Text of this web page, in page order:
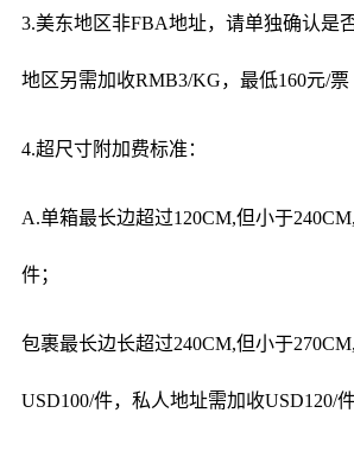
3.美东地区非FBA地址，请单独确认是
地区另需加收RMB3/KG，最低160元/票
4.超尺寸附加费标准：
A.单箱最长边超过120CM,但小于
件；
包裹最长边长超过240CM,但小于
USD100/件，私人地址需加收USD120/件